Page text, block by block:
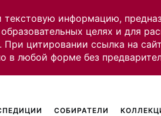
информацию,
целях и для
цитировании ссылка на
любой форме без
СОБИРАТЕЛИ